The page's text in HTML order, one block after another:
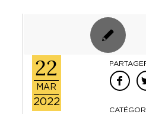
22
MAR
2022